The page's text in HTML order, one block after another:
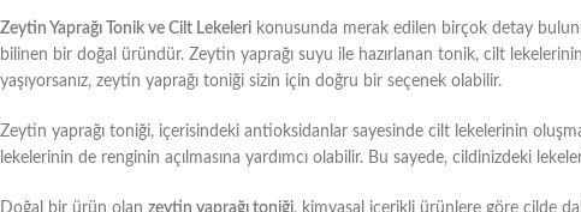
Zeytin Yaprağı Tonik ve Cilt Lekeleri konusunda merak edilen birçok detay
bilinen bir doğal üründür. Zeytin yaprağı suyu ile hazırlanan tonik, cilt
yaşıyorsanız, zeytin yaprağı toniği sizin için doğru bir seçenek olabilir.
Zeytin yaprağı toniği, içerisindeki antioksidanlar sayesinde cilt lekelerinin
lekelerinin de renginin açılmasına yardımcı olabilir. Bu sayede, cildinizdeki
Doğal bir ürün olan zeytin yaprağı toniği, kimyasal içerikli ürünlere göre cilde